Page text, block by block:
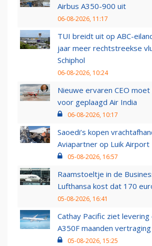
Airbus A350-900 uit
06-08-2026, 11:17
TUI breidt uit op ABC-
jaar meer rechtstreekse
Schiphol
06-08-2026, 10:24
Nieuwe ervaren CEO
voor geplaagd Air India
06-08-2026, 10:17
Saoedi’s kopen
Aviapartner op Luik Airport
05-08-2026, 16:57
Raamstoeltje in de
Lufthansa kost dat 170
05-08-2026, 16:41
Cathay Pacific ziet
A350F maanden
05-08-2026, 15:25